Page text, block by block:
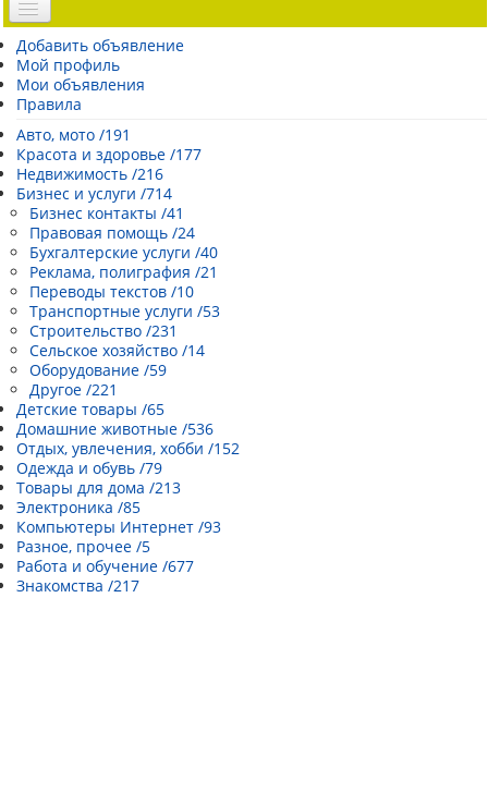
Доска объявлений
Погода Эстонии
Открытки
Каталог сайтов
| Регистрация |
Добавить объявление
Мой профиль
Мои объявления
Правила
Авто, мото /191
Красота и здоровье /177
Недвижимость /216
Бизнес и услуги /714
Бизнес контакты /41
Правовая помощь /24
Бухгалтерские услуги /40
Реклама, полиграфия /21
Переводы текстов /10
Транспортные услуги /53
Строительство /231
Сельское хозяйство /14
Оборудование /59
Другое /221
Детские товары /65
Домашние животные /536
Отдых, увлечения, хобби /152
Одежда и обувь /79
Товары для дома /213
Электроника /85
Компьютеры Интернет /93
Разное, прочее /5
Работа и обучение /677
Знакомства /217